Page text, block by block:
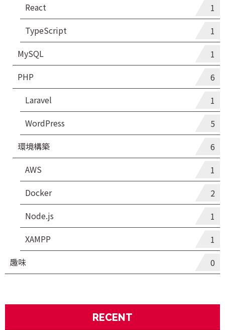
React
1
TypeScript
1
MySQL
1
PHP
6
Laravel
1
WordPress
5
環境構築
6
AWS
1
Docker
2
Node.js
1
XAMPP
1
趣味
0
RECENT